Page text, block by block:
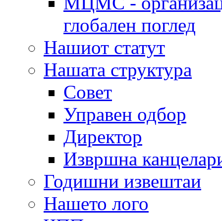
глобален поглед
Нашиот статут
Нашата структура
Совет
Управен одбор
Директор
Извршна
Годишни извештаи
Нашето лого